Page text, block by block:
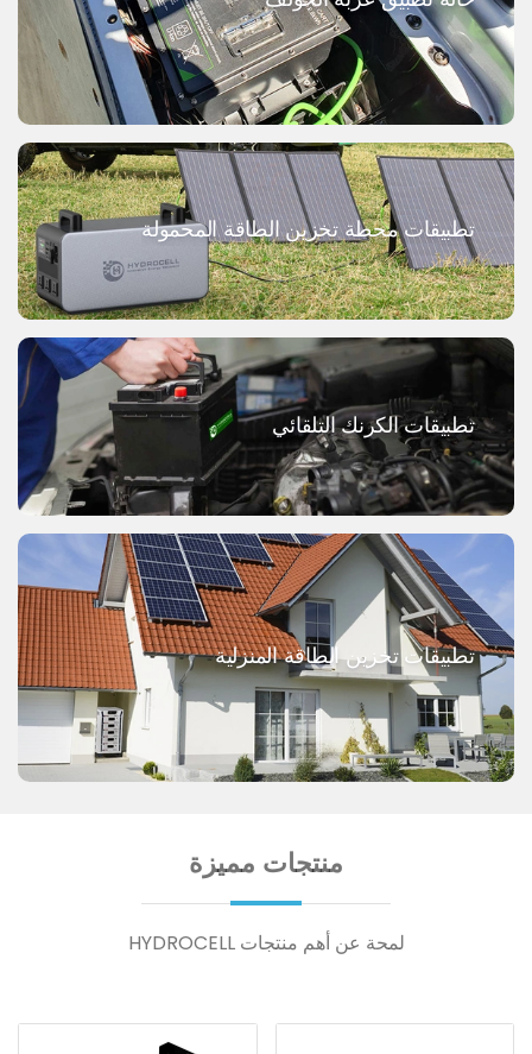
تطبيقات محطة تخزين الطاقة المحمولة
تطبيقات الكرنك التلقائي
تطبيقات تخزين الطاقة المنزلية
منتجات مميزة
لمحة عن أهم منتجات HYDROCELL